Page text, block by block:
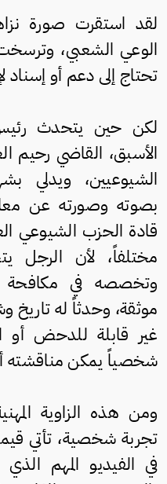
لقد استقرت صورة
الوعي الشعبي،
تحتاج إلى دعم أو إسناد
لكن حين يتحدث رئيس
الأسبق، القاضي رحيم
الشيوعيين، ويدلي
بصوته وصورته عن
قادة الحزب الشيوعي
مختلفاً، لأن
وتخصصه في مكافحة
موثقة، وحدثاً له تاريخ
غير قابلة للدحض أو
شخصياً يمكن مناقشته
ومن هذه الزاوية
تجربة شخصية، تأتي
في الفيديو المهم